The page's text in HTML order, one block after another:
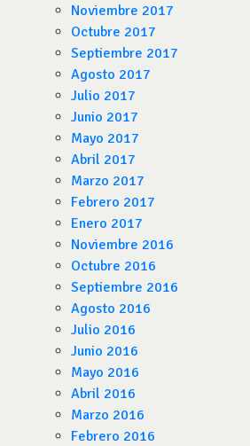
Noviembre 2017
Octubre 2017
Septiembre 2017
Agosto 2017
Julio 2017
Junio 2017
Mayo 2017
Abril 2017
Marzo 2017
Febrero 2017
Enero 2017
Noviembre 2016
Octubre 2016
Septiembre 2016
Agosto 2016
Julio 2016
Junio 2016
Mayo 2016
Abril 2016
Marzo 2016
Febrero 2016